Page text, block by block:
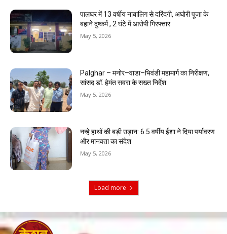
पालघर में 13 वर्षीय नाबालिग से दरिंदगी, अघोरी पूजा के
बहाने दुष्कर्म , 2 घंटे में आरोपी गिरफ्तार
May 5, 2026
Palghar – मनोर–वाडा–भिवंडी महामार्ग का निरीक्षण,
सांसद डॉ. हेमंत सवरा के सख्त निर्देश
May 5, 2026
नन्हे हाथों की बड़ी उड़ान: 6.5 वर्षीय ईशा ने दिया पर्यावरण
और मानवता का संदेश
May 5, 2026
Load more